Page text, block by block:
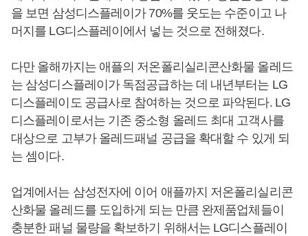
을 보면 삼성디스플레이가 70%를 웃도는 수준이고 나
머지를 LG디스플레이에서 넣는 것으로 전해졌다.
다만 올해까지는 애플의 저온폴리실리콘산화물 올레드
는 삼성디스플레이가 독점공급하는 데 내년부터는 LG
디스플레이도 공급사로 참여하는 것으로 파악된다. LG
디스플레이로서는 기존 중소형 올레드 최대 고객사를
대상으로 고부가 올레드패널 공급을 확대할 수 있게 되
는 셈이다.
업계에서는 삼성전자에 이어 애플까지 저온폴리실리콘
산화물 올레드를 도입하게 되는 만큼 완제품업체들이
충분한 패널 물량을 확보하기 위해서는 LG디스플레이